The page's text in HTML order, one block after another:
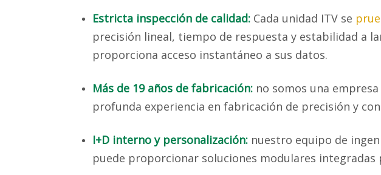
Estricta inspección de calidad: Cada unidad ITV se
precisión lineal, tiempo de respuesta y estabilidad a
proporciona acceso instantáneo a sus datos.
Más de 19 años de fabricación: no somos una
profunda experiencia en fabricación de precisión y
I+D interno y personalización: nuestro equipo de
puede proporcionar soluciones modulares integradas